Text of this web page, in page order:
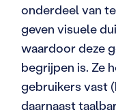
onderdeel van
geven visuele
waardoor deze
begrijpen is. Ze
gebruikers vast
daarnaast